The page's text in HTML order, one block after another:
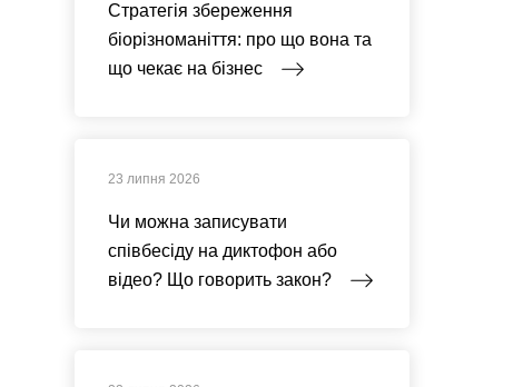
Стратегія збереження
біорізноманіття: про що вона та
що чекає на бізнес
23 липня 2026
Чи можна записувати
співбесіду на диктофон або
відео? Що говорить закон?